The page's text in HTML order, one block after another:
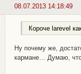
08.07.2013 14:18:49
Короче larevel
Ну почему же,
кармане… Думаю, что